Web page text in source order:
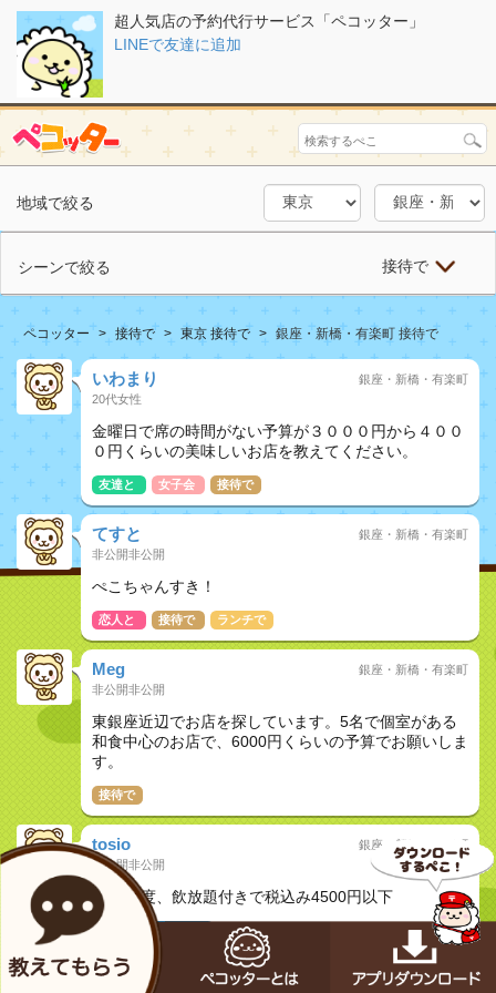
超人気店の予約代行サービス「ペコッター」
LINEで友達に追加
地域で絞る
シーンで絞る 接待で
ペコッター 接待で 東京 接待で 銀座・新橋・有楽町 接待で
いわまり
20代女性
銀座・新橋・有楽町
金曜日で席の時間がない予算が３０００円から４００
０円くらいの美味しいお店を教えてください。
友達と 女子会 接待で
てすと
非公開非公開
銀座・新橋・有楽町
ぺこちゃんすき！
恋人と 接待で ランチで
Meg
非公開非公開
銀座・新橋・有楽町
東銀座近辺でお店を探しています。5名で個室がある
和食中心のお店で、6000円くらいの予算でお願いしま
す。
接待で
tosio
非公開非公開
銀座・新橋・有楽町
10名程度、飲放題付きで税込み4500円以下
夜ご飯で
kiima 銀座・新橋・有楽町